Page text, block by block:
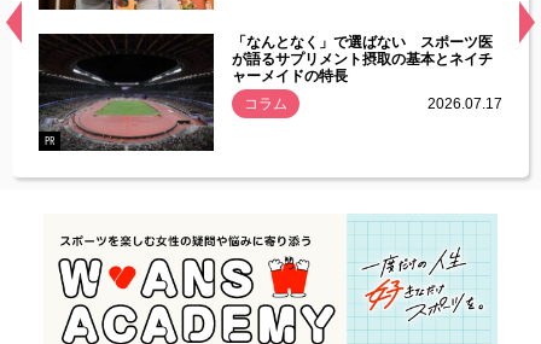
常
PR
「なんとなく」で選ばない スポーツ医
が語るサプリメント摂取の基本とネイチ
ャーメイドの特長
コラム
2026.07.17